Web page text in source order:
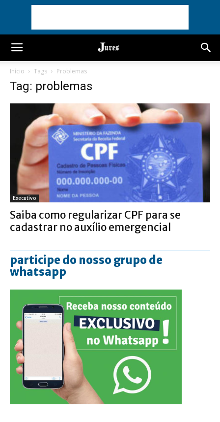
Início Tags Problemas
Tag: problemas
Executivo
Saiba como regularizar CPF para se
cadastrar no auxílio emergencial
participe do nosso grupo de
whatsapp